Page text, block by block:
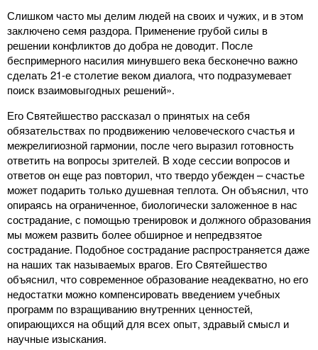
Слишком часто мы делим людей на своих и чужих, и в этом
заключено семя раздора. Применение грубой силы в
решении конфликтов до добра не доводит. После
беспримерного насилия минувшего века бесконечно важно
сделать 21-е столетие веком диалога, что подразумевает
поиск взаимовыгодных решений».
Его Святейшество рассказал о принятых на себя
обязательствах по продвижению человеческого счастья и
межрелигиозной гармонии, после чего выразил готовность
ответить на вопросы зрителей. В ходе сессии вопросов и
ответов он еще раз повторил, что твердо убежден – счастье
может подарить только душевная теплота. Он объяснил, что
опираясь на ограниченное, биологически заложенное в нас
сострадание, с помощью тренировок и должного образования
мы можем развить более обширное и непредвзятое
сострадание. Подобное сострадание распространяется даже
на наших так называемых врагов. Его Святейшество
объяснил, что современное образование неадекватно, но его
недостатки можно компенсировать введением учебных
программ по взращиванию внутренних ценностей,
опирающихся на общий для всех опыт, здравый смысл и
научные изыскания.